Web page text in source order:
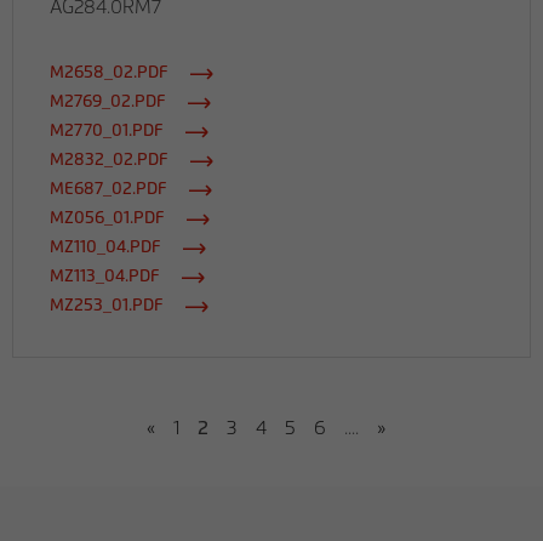
AG284.0RM7
M2658_02.PDF
M2769_02.PDF
M2770_01.PDF
M2832_02.PDF
ME687_02.PDF
MZ056_01.PDF
MZ110_04.PDF
MZ113_04.PDF
MZ253_01.PDF
« 1 2 3 4 5 6 .... »